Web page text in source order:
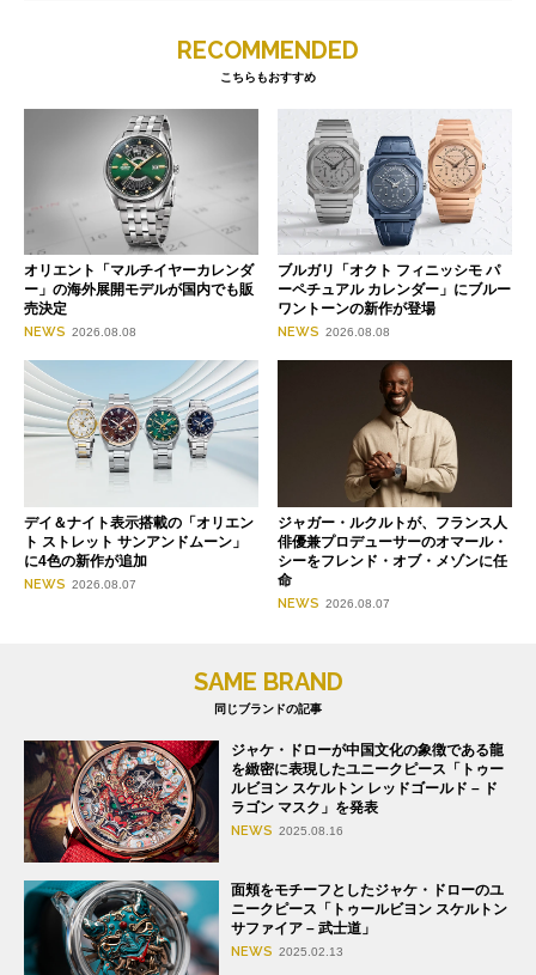
RECOMMENDED
こちらもおすすめ
オリエント「マルチイヤーカレンダ
ー」の海外展開モデルが国内でも販
売決定
NEWS 2026.08.08
ブルガリ「オクト フィニッシモ パ
ーペチュアル カレンダー」にブルー
ワントーンの新作が登場
NEWS 2026.08.08
デイ＆ナイト表示搭載の「オリエン
ト ストレット サンアンドムーン」
に4色の新作が追加
NEWS 2026.08.07
ジャガー・ルクルトが、フランス人
俳優兼プロデューサーのオマール・
シーをフレンド・オブ・メゾンに任
命
NEWS 2026.08.07
SAME BRAND
同じブランドの記事
ジャケ・ドローが中国文化の象徴である龍
を緻密に表現したユニークピース「トゥー
ルビヨン スケルトン レッドゴールド – ド
ラゴン マスク」を発表
NEWS 2025.08.16
面頬をモチーフとしたジャケ・ドローのユ
ニークピース「トゥールビヨン スケルトン
サファイア – 武士道」
NEWS 2025.02.13